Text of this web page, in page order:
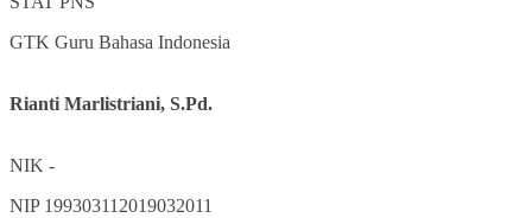
GTK Guru Bahasa Indonesia
Rianti Marlistriani, S.Pd.
NIK -
NIP 199303112019032011